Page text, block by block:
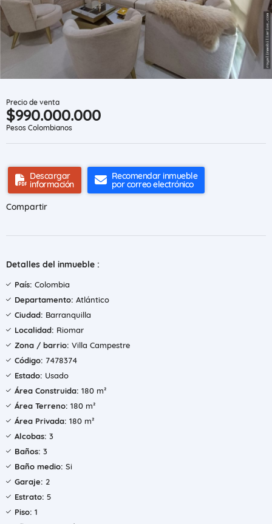
Precio de venta
$990.000.000
Pesos Colombianos
Descargar
información
Recomendar inmueble
por correo electrónico
Compartir
Detalles del inmueble :
País: Colombia
Departamento: Atlántico
Ciudad: Barranquilla
Localidad: Riomar
Zona / barrio: Villa Campestre
Código: 7478374
Estado: Usado
Área Construida: 180 m²
Área Terreno: 180 m²
Área Privada: 180 m²
Alcobas: 3
Baños: 3
Baño medio: Si
Garaje: 2
Estrato: 5
Piso: 1